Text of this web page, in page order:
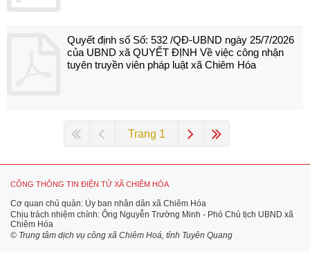
Quyết định số Số: 532 /QĐ-UBND ngày 25/7/2026
của UBND xã QUYẾT ĐỊNH Về việc công nhận
tuyên truyền viên pháp luật xã Chiêm Hóa
Trang 1
CỔNG THÔNG TIN ĐIỆN TỬ XÃ CHIÊM HÓA
Cơ quan chủ quản: Ủy ban nhân dân xã Chiêm Hóa
Chịu trách nhiệm chính: Ông Nguyễn Trường Minh - Phó Chủ tịch UBND xã
Chiêm Hóa
© Trung tâm dịch vụ công xã Chiêm Hoá, tỉnh Tuyên Quang